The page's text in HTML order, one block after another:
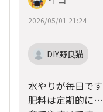
2026/05/01 21:24
DIY野良猫
水やりが毎日です
肥料は定期的に…